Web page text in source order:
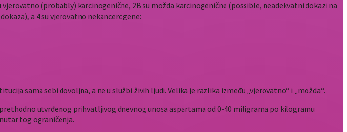
(probably) karcinogenične, 2B su možda karcinogenične (possible, neadekvatni dokazi na
a 4 su vjerovatno nekancerogene:
sama sebi dovoljna, a ne u službi živih ljudi. Velika je razlika između „vjerovatno“ i „možda“.
utvrđenog prihvatljivog dnevnog unosa aspartama od 0-40 miligrama po kilogramu
tog ograničenja.